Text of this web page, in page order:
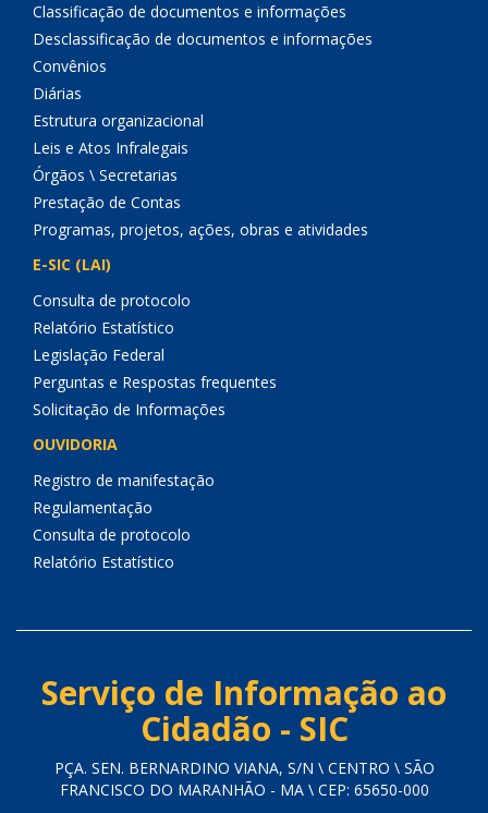
Classificação de documentos e informações
Desclassificação de documentos e informações
Convênios
Diárias
Estrutura organizacional
Leis e Atos Infralegais
Órgãos \ Secretarias
Prestação de Contas
Programas, projetos, ações, obras e atividades
E-SIC (LAI)
Consulta de protocolo
Relatório Estatístico
Legislação Federal
Perguntas e Respostas frequentes
Solicitação de Informações
OUVIDORIA
Registro de manifestação
Regulamentação
Consulta de protocolo
Relatório Estatístico
Serviço de Informação ao
Cidadão - SIC
PÇA. SEN. BERNARDINO VIANA, S/N \ CENTRO \ SÃO
FRANCISCO DO MARANHÃO - MA \ CEP: 65650-000